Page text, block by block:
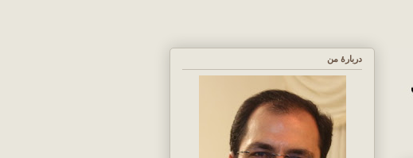
دربارهٔ من